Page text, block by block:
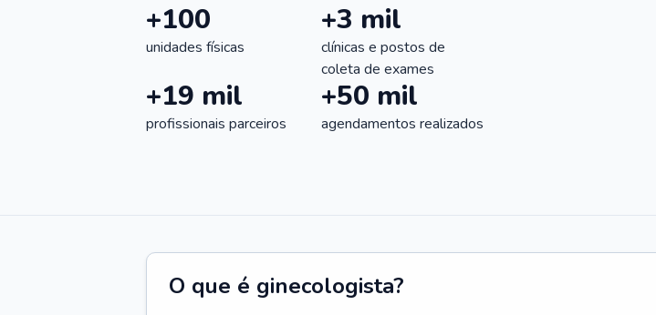
+100
unidades físicas
+3 mil
clínicas e postos de
coleta de exames
+19 mil
profissionais parceiros
+50 mil
agendamentos realizados
O que é ginecologista?